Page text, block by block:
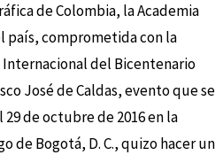
de Colombia, la Academia
país, comprometida con la
Internacional del Bicentenario
José de Caldas, evento que se
de octubre de 2016 en la
de Bogotá, D. C., quizo hacer un